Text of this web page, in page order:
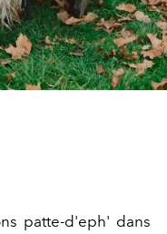
patte-d'eph' dans